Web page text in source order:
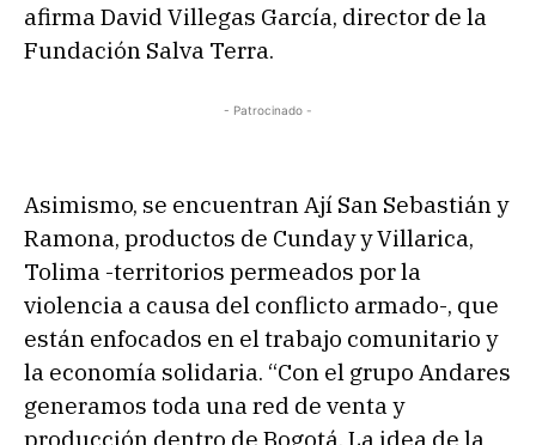
afirma David Villegas García, director de la
Fundación Salva Terra.
- Patrocinado -
Asimismo, se encuentran Ají San Sebastián y
Ramona, productos de Cunday y Villarica,
Tolima -territorios permeados por la
violencia a causa del conflicto armado-, que
están enfocados en el trabajo comunitario y
la economía solidaria. “Con el grupo Andares
generamos toda una red de venta y
producción dentro de Bogotá. La idea de la